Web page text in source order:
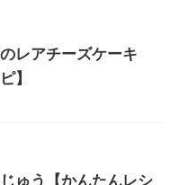
レアチーズケーキ
】
ゅう【かんたんレシ